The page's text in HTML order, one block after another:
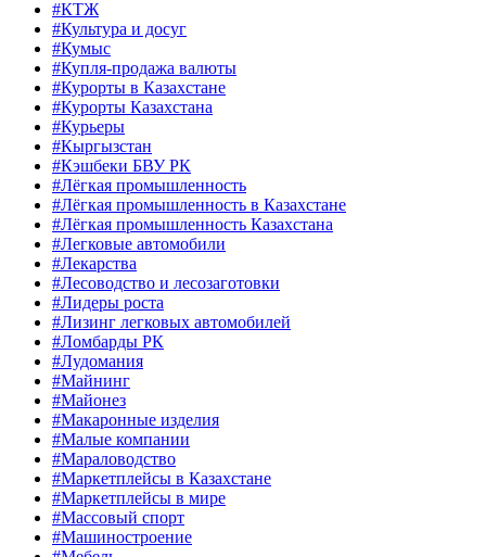
#КТЖ
#Культура и досуг
#Кумыс
#Купля-продажа валюты
#Курорты в Казахстане
#Курорты Казахстана
#Курьеры
#Кыргызстан
#Кэшбеки БВУ РК
#Лёгкая промышленность
#Лёгкая промышленность в Казахстане
#Лёгкая промышленность Казахстана
#Легковые автомобили
#Лекарства
#Лесоводство и лесозаготовки
#Лидеры роста
#Лизинг легковых автомобилей
#Ломбарды РК
#Лудомания
#Майнинг
#Майонез
#Макаронные изделия
#Малые компании
#Мараловодство
#Маркетплейсы в Казахстане
#Маркетплейсы в мире
#Массовый спорт
#Машиностроение